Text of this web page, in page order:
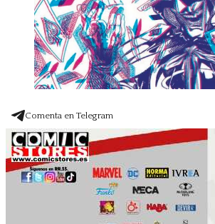
Comenta en Telegram